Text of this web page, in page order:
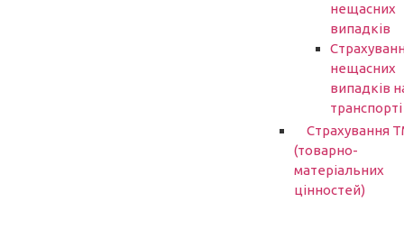
нещасних
випадків
нещасних
випадків
транспорті
Страхування
(товарно-
матеріальних
цінностей)